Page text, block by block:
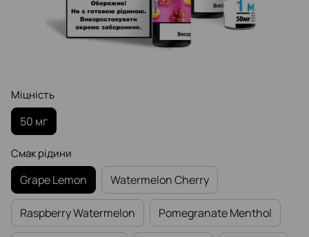
Міцність
50 мг
Смак рідини
Grape Lemon Watermelon Cherry
Raspberry Watermelon Pomegranate Menthol